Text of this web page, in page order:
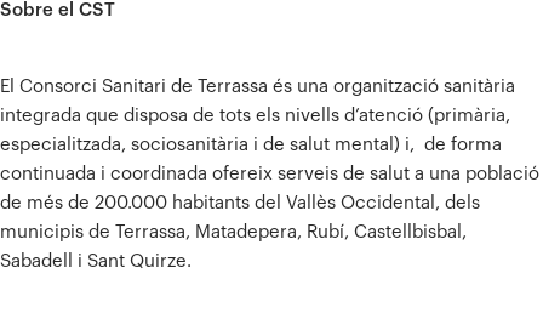
Sobre el CST
El Consorci Sanitari de Terrassa és una organització sanitària
integrada que disposa de tots els nivells d’atenció (primària,
especialitzada, sociosanitària i de salut mental) i, de forma
continuada i coordinada ofereix serveis de salut a una població
de més de 200.000 habitants del Vallès Occidental, dels
municipis de Terrassa, Matadepera, Rubí, Castellbisbal,
Sabadell i Sant Quirze.